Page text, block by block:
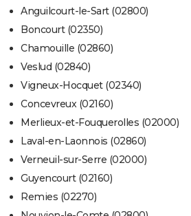
Anguilcourt-le-Sart (02800)
Boncourt (02350)
Chamouille (02860)
Veslud (02840)
Vigneux-Hocquet (02340)
Concevreux (02160)
Merlieux-et-Fouquerolles (02000)
Laval-en-Laonnois (02860)
Verneuil-sur-Serre (02000)
Guyencourt (02160)
Remies (02270)